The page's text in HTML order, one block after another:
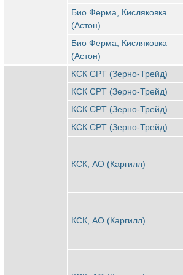
Био Ферма, Кисляковка
(Астон)
Био Ферма, Кисляковка
(Астон)
КСК CPT (Зерно-Трейд)
КСК CPT (Зерно-Трейд)
КСК CPT (Зерно-Трейд)
КСК CPT (Зерно-Трейд)
КСК, АО (Каргилл)
КСК, АО (Каргилл)